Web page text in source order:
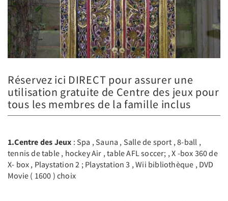
Réservez ici DIRECT pour assurer une
utilisation gratuite de Centre des jeux pour
tous les membres de la famille inclus
1.Centre des Jeux : Spa , Sauna , Salle de sport , 8-ball ,
tennis de table , hockey Air , table AFL soccer; , X -box 360 de
X- box , Playstation 2 ; Playstation 3 , Wii bibliothèque , DVD
Movie ( 1600 ) choix